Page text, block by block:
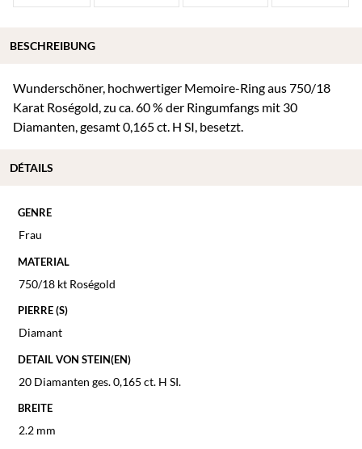
Wunderschöner, hochwertiger Memoire-Ring aus 750/18
Karat Roségold, zu ca. 60 % der Ringumfangs mit 30
Diamanten, gesamt 0,165 ct. H SI, besetzt.
GENRE
Frau
MATERIAL
750/18 kt Roségold
PIERRE (S)
Diamant
DETAIL VON STEIN(EN)
20 Diamanten ges. 0,165 ct. H SI.
BREITE
2.2 mm
BESCHREIBUNG
DÉTAILS